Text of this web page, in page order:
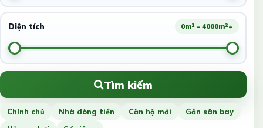
Diện tích 0m² - 4000m²+
Tìm kiếm
Chính chủ Nhà dòng tiền Căn hộ mới
Gần sân bay